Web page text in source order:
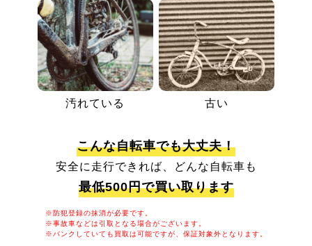
汚れている 古い
こんな自転車でも大丈夫！
安全に走行できれば、どんな自転車も
最低500円で買い取ります
※防犯登録の抹消が必要です。
※事故車などは引取となる場合がございます。
※パンクしていても買取は可能ですが、保証対象外となります。